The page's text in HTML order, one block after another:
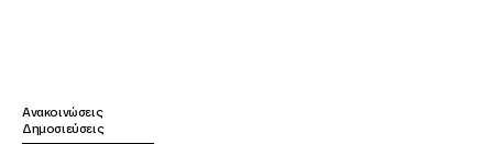
Ανακοινώσεις
Δημοσιεύσεις